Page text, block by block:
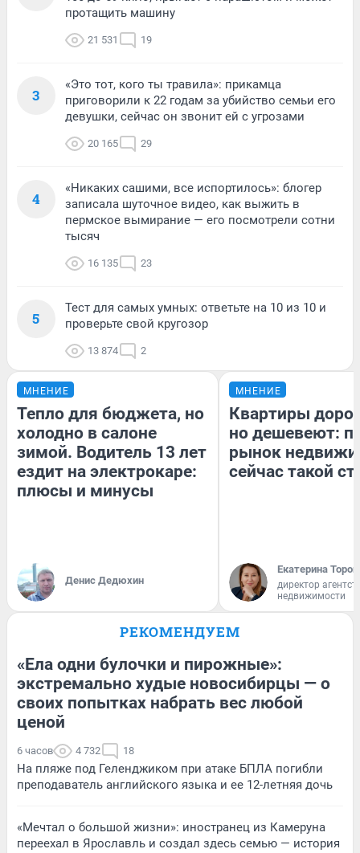
протащить машину
21 531 19
3
«Это тот, кого ты травила»: прикамца
приговорили к 22 годам за убийство семьи его
девушки, сейчас он звонит ей с угрозами
20 165 29
4
«Никаких сашими, все испортилось»: блогер
записала шуточное видео, как выжить в
пермское вымирание — его посмотрели сотни
тысяч
16 135 23
5
Тест для самых умных: ответьте на 10 из 10 и
проверьте свой кругозор
13 874 2
МНЕНИЕ
Тепло для бюджета, но
холодно в салоне
зимой. Водитель 13 лет
ездит на электрокаре:
плюсы и минусы
Денис Дедюхин
МНЕНИЕ
Квартиры
но дешевеют:
рынок
сейчас такой
Екатерина
директор
недвижимости
РЕКОМЕНДУЕМ
«Ела одни булочки и пирожные»:
экстремально худые новосибирцы — о
своих попытках набрать вес любой
ценой
6 часов 4 732 18
На пляже под Геленджиком при атаке БПЛА погибли
преподаватель английского языка и ее 12-летняя дочь
«Мечтал о большой жизни»: иностранец из Камеруна
переехал в Ярославль и создал здесь семью — история